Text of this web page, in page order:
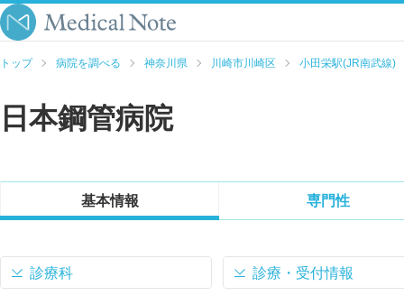
トップ 病院を調べる 神奈川県 川崎市川崎区 小田栄駅(JR南武線)
日本鋼管病院
基本情報 専門性
診療科 診療・受付情報